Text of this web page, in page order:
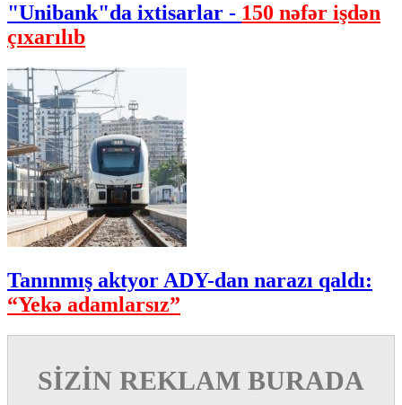
"Unibank"da ixtisarlar - 150 nəfər işdən
çıxarılıb
Tanınmış aktyor ADY-dan narazı qaldı:
“Yekə adamlarsız”
SİZİN REKLAM BURADA